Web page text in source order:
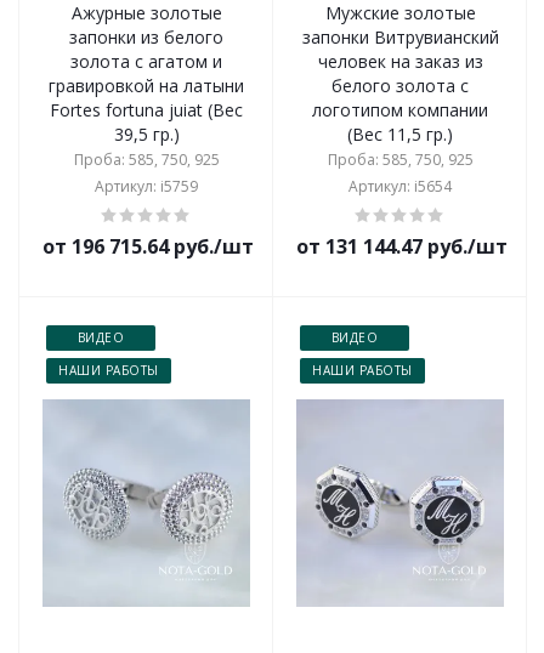
Ажурные золотые
запонки из белого
золота с агатом и
гравировкой на латыни
Fortes fortuna juiat (Вес
39,5 гр.)
Проба: 585, 750, 925
Артикул: i5759
от 196 715.64 руб./шт
Мужские золотые
запонки Витрувианский
человек на заказ из
белого золота с
логотипом компании
(Вес 11,5 гр.)
Проба: 585, 750, 925
Артикул: i5654
от 131 144.47 руб./шт
ВИДЕО
НАШИ РАБОТЫ
ВИДЕО
НАШИ РАБОТЫ